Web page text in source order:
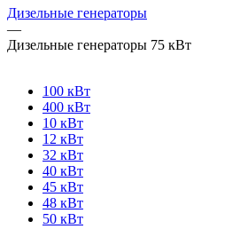
Дизельные генераторы
—
Дизельные генераторы 75 кВт
100 кВт
400 кВт
10 кВт
12 кВт
32 кВт
40 кВт
45 кВт
48 кВт
50 кВт